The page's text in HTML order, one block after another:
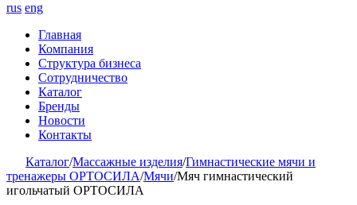
rus eng
Главная
Компания
Структура бизнеса
Сотрудничество
Каталог
Бренды
Новости
Контакты
Каталог/Массажные изделия/Гимнастические мячи и
тренажеры ОРТОСИЛА/Мячи/Мяч гимнастический
игольчатый ОРТОСИЛА